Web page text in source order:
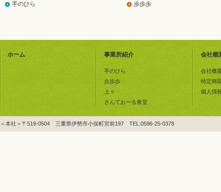
手のひら 歩歩歩
ホーム 事業所紹介
手のひら
歩歩歩
上々
さんておーる食堂
会社概
会社概
特定商
個人情
＜本社＞〒519-0504 三重県伊勢市小俣町宮前197 TEL:0596-25-0378